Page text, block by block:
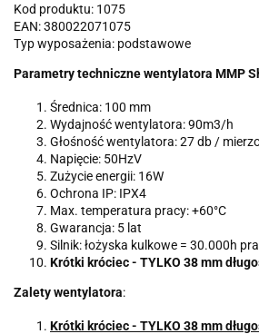
Kod produktu: 1075
EAN: 380022071075
Typ wyposażenia: podstawowe
Parametrytechniczne wentylatora MMP
Średnica: 100 mm
Wydajnośćwentylatora: 90m3/h
Głośnośćwentylatora: 27 db /
Napięcie: 50HzV
Zużycie energii: 16W
Ochrona IP: IPX4
Max. temperatura pracy: +60°C
Gwarancja: 5 lat
Silnik:łożyska kulkowe = 30.000h
Krótki króciec - TYLKO 38 mm
Zalety wentylatora:
Krótki króciec - TYLKO 38 mm